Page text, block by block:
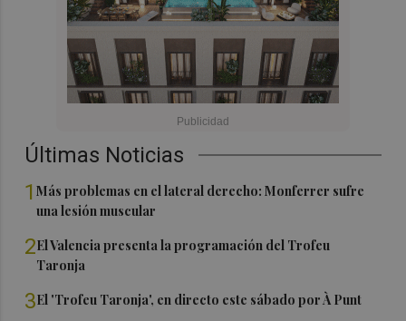
Últimas Noticias
1Más problemas en el lateral derecho: Monferrer sufre
una lesión muscular
2El Valencia presenta la programación del Trofeu
Taronja
3El 'Trofeu Taronja', en directo este sábado por À Punt